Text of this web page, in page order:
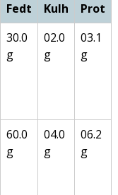
Fedt Kulh
Prot
30.0
g
02.0
g
03.1
g
60.0
g
04.0
g
06.2
g